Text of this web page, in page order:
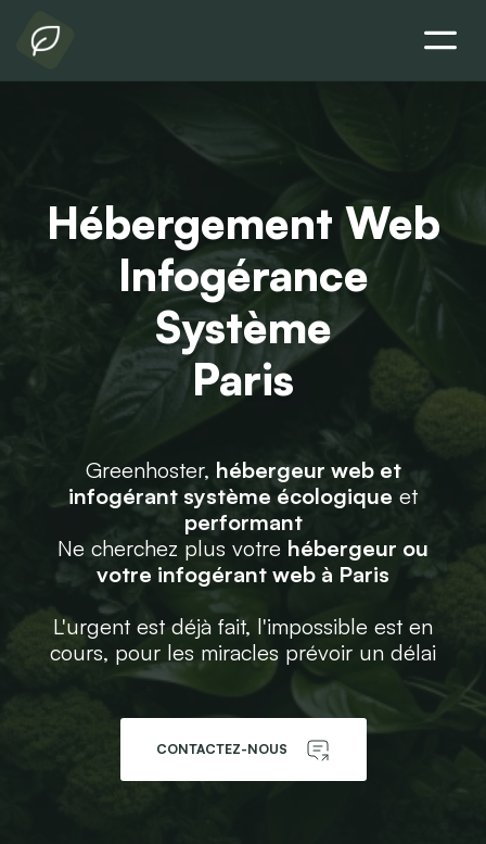
Hébergement Web
Infogérance
Système
Paris
Greenhoster, hébergeur web et
infogérant système écologique et
performant
Ne cherchez plus votre hébergeur ou
votre infogérant web à Paris
L'urgent est déjà fait, l'impossible est en
cours, pour les miracles prévoir un délai
CONTACTEZ-NOUS